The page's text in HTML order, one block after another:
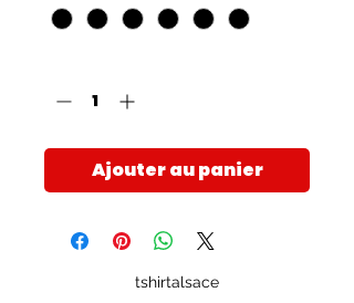
Ajouter au panier
tshirtalsace